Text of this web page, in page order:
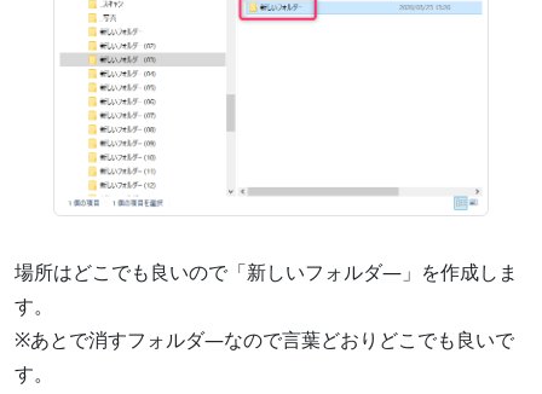
場所はどこでも良いので「新しいフォルダ―」を作成しま
す。
※あとで消すフォルダ―なので言葉どおりどこでも良いで
す。